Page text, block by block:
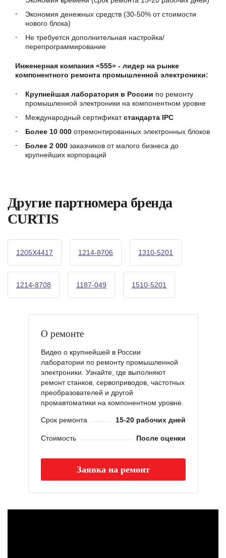
Экономия денежных средств (30-50% от стоимости
нового блока)
Не требуется дополнительная настройка/
перепрограммирование
Инженерная компания «555» - лидер на рынке
компонентного ремонта промышленной электроники:
Крупнейшая лаборатория в России по ремонту
промышленной электроники на компонентном уровне
Международный сертификатстандарта IPC
Более 10 000 отремонтированных электронных блоков
Более 2 000 заказчиков от малого бизнеса до
крупнейших корпораций
Другие партномера бренда
CURTIS
1205X4417 1214-8706 1310-5201
1214-8708 1187-049 1510-5201
О ремонте
Видео о крупнейшей в России
лаборатории по ремонту промышленной
электроники. Узнайте, где выполняют
ремонт станков, сервоприводов, частотных
преобразователей и другой
промавтоматики на компонентном уровне.
Срок ремонта 15-20 рабочих дней
Стоимость После оценки
Заявка на ремонт